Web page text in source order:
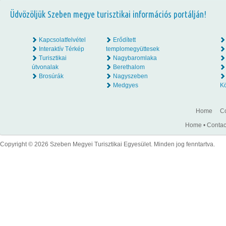
Üdvözöljük Szeben megye turisztikai információs portálján!
Kapcsolatfelvétel
Interaktív Térkép
Turisztikai
útvonalak
Brosúrák
Erődített
templomegyüttesek
Nagybaromlaka
Berethalom
Nagyszeben
Medgyes
Home
Home •
Copyright © 2026 Szeben Megyei Turisztikai Egyesület. Minden jog fenntartva.